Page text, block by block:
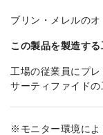
ブリン・メレルの
この製品を製造す
工場の従業員にプ
サーティファイド
※モニター環境によ